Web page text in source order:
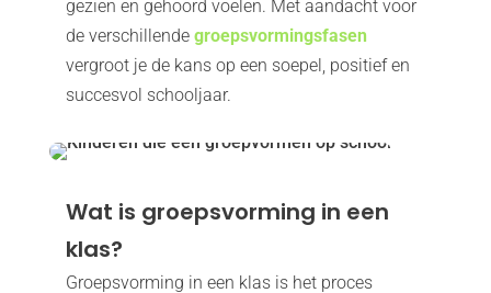
gezien en gehoord voelen. Met aandacht voor
de verschillende groepsvormingsfasen
vergroot je de kans op een soepel, positief en
succesvol schooljaar.
Wat is groepsvorming in een
klas?
Groepsvorming in een klas is het proces